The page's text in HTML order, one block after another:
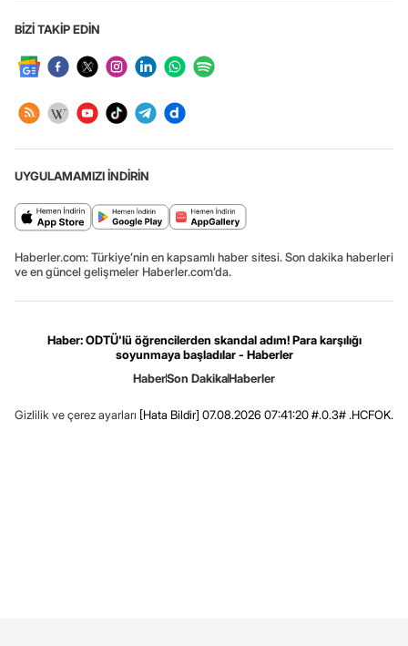
BİZİ TAKİP EDİN
UYGULAMAMIZI İNDİRİN
Haberler.com: Türkiye’nin en kapsamlı haber sitesi. Son dakika haberleri
ve en güncel gelişmeler Haberler.com’da.
Haber: ODTÜ'lü öğrencilerden skandal adım! Para karşılığı
soyunmaya başladılar - Haberler
HaberSon DakikaHaberler
Gizlilik ve çerez ayarları [Hata Bildir] 07.08.2026 07:41:20 #.0.3# .HCFOK.